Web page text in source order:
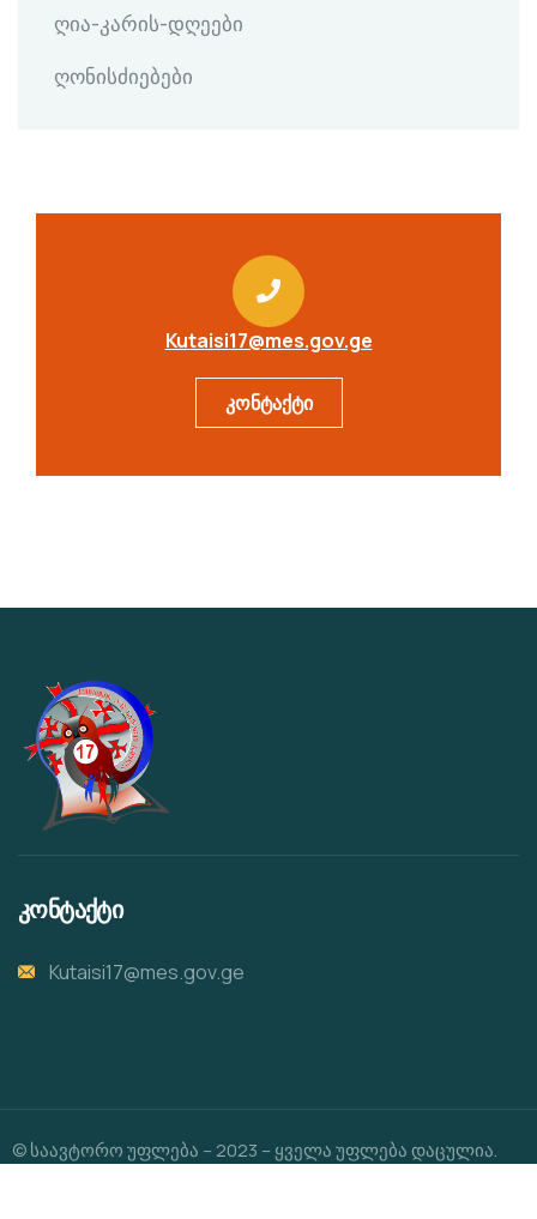
ღია-კარის-დღეები
ღონისძიებები
Kutaisi17@mes.gov.ge
კონტაქტი
კონტაქტი
Kutaisi17@mes.gov.ge
© საავტორო უფლება – 2023 – ყველა უფლება დაცულია.